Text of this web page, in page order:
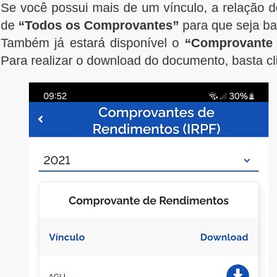
Se você possui mais de um vínculo, a relação
de “Todos os Comprovantes” para que seja
Também já estará disponível o
Para realizar o download do documento, basta